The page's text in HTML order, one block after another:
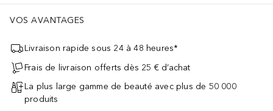
VOS AVANTAGES
Livraison rapide sous 24 à 48 heures*
Frais de livraison offerts dès 25 € d’achat
La plus large gamme de beauté avec plus de 50 000
produits